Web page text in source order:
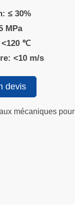
≤ 30%
MPa
<120 ℃
<10 m/s
devis
mécaniques